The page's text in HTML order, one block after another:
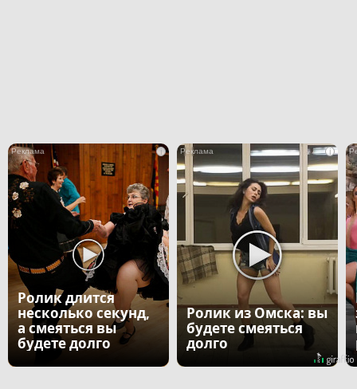
i
Ролик длится
несколько секунд,
а смеяться вы
будете долго
i
Ролик из Омска: вы
будете смеяться
долго